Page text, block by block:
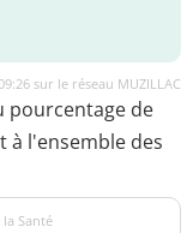
sur le réseau MUZILLAC
pourcentage de
l'ensemble des
Santé